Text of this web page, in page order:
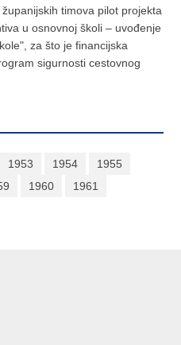
timova pilot projekta
u osnovnoj školi – uvođenje
za što je financijska
sigurnosti cestovnog
1953 1954
1955
1960
1961